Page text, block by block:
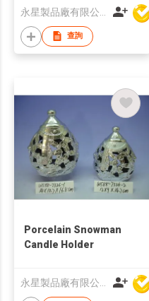
查詢
Porcelain Snowman
Candle Holder
永星製品廠有限公司